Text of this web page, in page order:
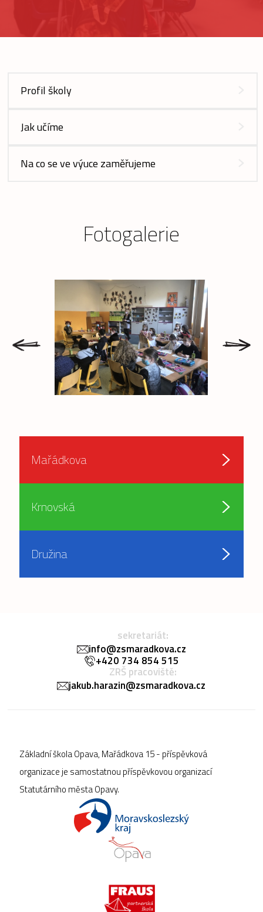
Profil školy
Jak učíme
Na co se ve výuce zaměřujeme
Fotogalerie
Mařádkova
Krnovská
Družina
sekretariát:
info@zsmaradkova.cz
+420 734 854 515
ZRŠ pracoviště:
jakub.harazin@zsmaradkova.cz
Základní škola Opava, Mařádkova 15 - příspěvková
organizace je samostatnou příspěvkovou organizací
Statutárního města Opavy.